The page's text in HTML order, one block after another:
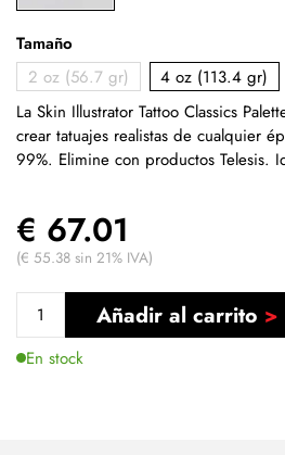
Tamaño
2 oz (56.7 gr)
4 oz (113.4 gr)
La Skin Illustrator Tattoo Classics
crear tatuajes realistas de cualquier
99%. Elimine con productos Telesis.
€ 67.01
(€ 55.38 sin 21% IVA)
Añadir al carrito
En stock